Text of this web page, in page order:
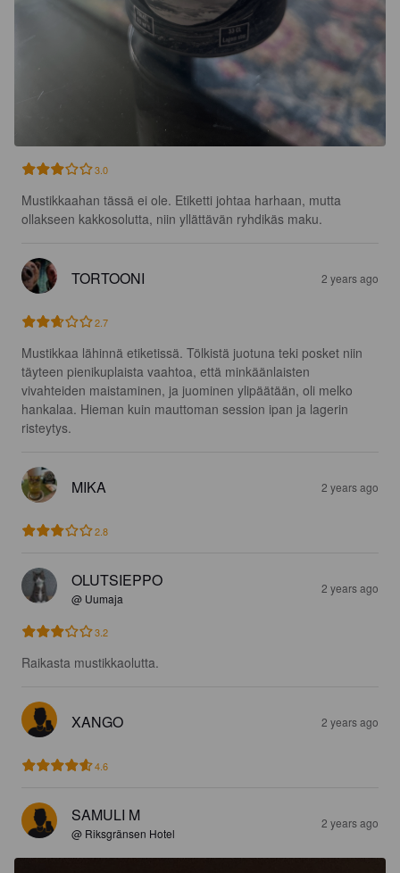
3.0
Mustikkaahan tässä ei ole. Etiketti johtaa harhaan, mutta
ollakseen kakkosolutta, niin yllättävän ryhdikäs maku.
TORTOONI 2 years ago
2.7
Mustikkaa lähinnä etiketissä. Tölkistä juotuna teki posket niin
täyteen pienikuplaista vaahtoa, että minkäänlaisten
vivahteiden maistaminen, ja juominen ylipäätään, oli melko
hankalaa. Hieman kuin mauttoman session ipan ja lagerin
risteytys.
MIKA 2 years ago
2.8
OLUTSIEPPO
@ Uumaja
2 years ago
3.2
Raikasta mustikkaolutta.
XANGO 2 years ago
4.6
SAMULI M
@ Riksgränsen Hotel
2 years ago